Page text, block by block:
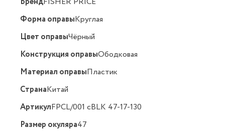
Форма оправыКруглая
Цвет оправыЧёрный
Конструкция оправыОбодковая
Материал оправыПластик
СтранаКитай
АртикулFPCL/001 cBLK 47-17-130
Размер окуляра47